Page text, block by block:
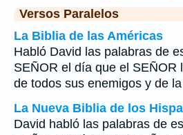
Versos Paralelos
La Biblia de las Américas
Habló David las palabras de
SEÑOR el día que el SEÑOR
de todos sus enemigos y de
La Nueva Biblia de los
David habló las palabras de